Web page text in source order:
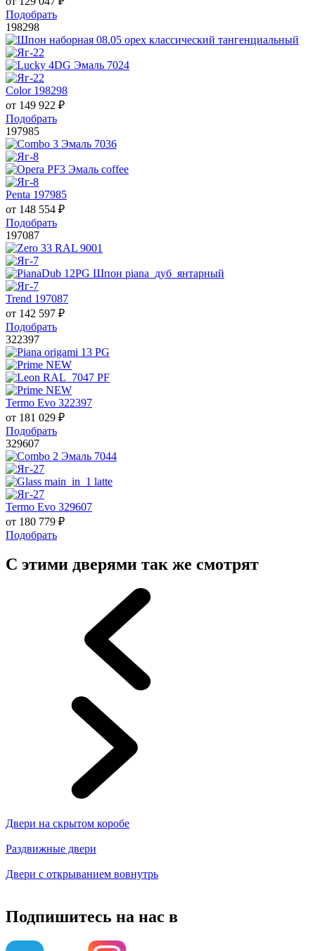
Подобрать
198298
Color 198298
от 149 922 ₽
Подобрать
197985
Penta 197985
от 148 554 ₽
Подобрать
197087
Trend 197087
от 142 597 ₽
Подобрать
322397
Termo Evo 322397
от 181 029 ₽
Подобрать
329607
Termo Evo 329607
от 180 779 ₽
Подобрать
С этими дверями так же смотрят
Двери на скрытом коробе
Раздвижные двери
Двери с открыванием вовнутрь
Подпишитесь на нас в